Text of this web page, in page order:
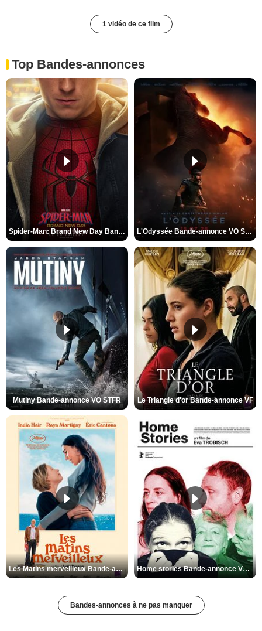
1 vidéo de ce film
Top Bandes-annonces
Spider-Man: Brand New Day Bande-annonce VO STFR L'Odyssée Bande-annonce VO STFR
Mutiny Bande-annonce VO STFR Le Triangle d'or Bande-annonce VF
Les Matins merveilleux Bande-annonce VF Home stories Bande-annonce VO STFR
Bandes-annonces à ne pas manquer